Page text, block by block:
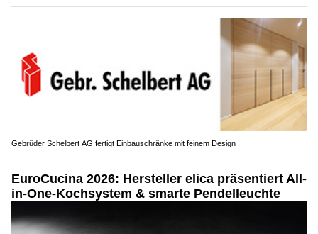
Gebrüder Schelbert AG fertigt Einbauschränke mit feinem Design
EuroCucina 2026: Hersteller elica präsentiert All-
in-One-Kochsystem & smarte Pendelleuchte